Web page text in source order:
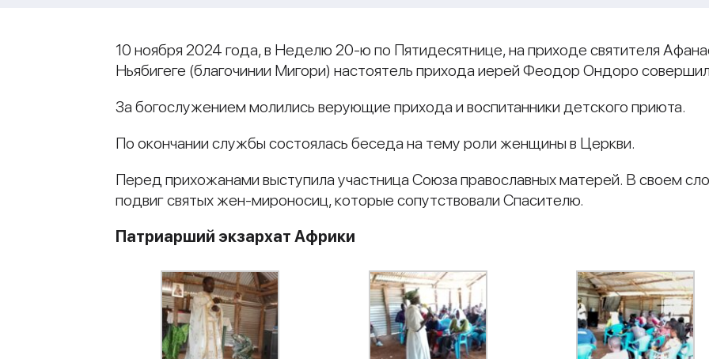
10 ноября 2024 года, в Неделю 20-ю по Пятидесятнице, на приходе святителя
Ньябигеге (благочинии Мигори) настоятель прихода иерей Феодор Ондоро
За богослужением молились верующие прихода и воспитанники детского приюта.
По окончании службы состоялась беседа на тему роли женщины в Церкви.
Перед прихожанами выступила участница Союза православных матерей. В своем
подвиг святых жен-мироносиц, которые сопутствовали Спасителю.
Патриарший экзархат Африки